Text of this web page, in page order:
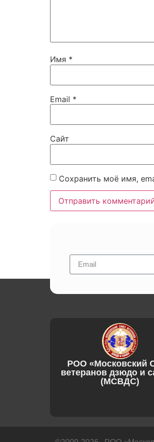
Имя *
Email *
Сайт
Сохранить моё имя,
РОО «Московский
ветеранов дзюдо и
(МСВДС)